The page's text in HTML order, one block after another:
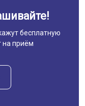
бесплатную
на приём